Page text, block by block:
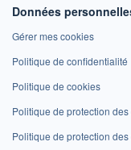
Données
Gérer mes cookies
Politique de confidentialité
Politique de cookies
Politique de protection
Politique de protection